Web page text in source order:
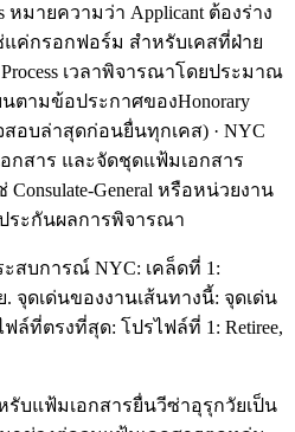
หมายความว่า Applicant ต้องร่าง
แค่กรอกฟอร์ม สำหรับเคสที่ฝ่าย
เวลาพิจารณาโดยประมาณ
นตามข้อประกาศของHonorary
สอบล่าสุดก่อนยื่นทุกเคส) · NYC
กสาร และจัดชุดแฟ้มเอกสาร
General หรือหน่วยงาน
ระกันผลการพิจารณา
สบการณ์ NYC: เคล็ดที่ 1:
จุดเด่นของงานเส้นทางนี้: จุดเด่น
ฟล์ที่ตรงที่สุด: โปรไฟล์ที่ 1: Retiree,
หรับแฟ้มเอกสารยื่นวีซ่าอุรุกวัยเป็น